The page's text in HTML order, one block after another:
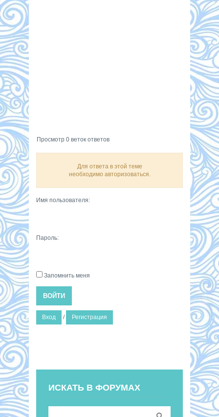
Просмотр 0 веток ответов
Для ответа в этой теме
необходимо авторизоваться.
Имя пользователя:
Пароль:
Запомнить меня
ВОЙТИ
Вход / Регистрация
ИСКАТЬ В ФОРУМАХ